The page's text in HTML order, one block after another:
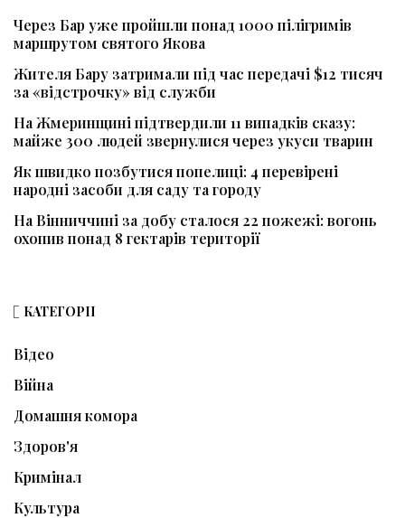
Через Бар уже пройшли понад 1000 пілігримів
маршрутом святого Якова
Жителя Бару затримали під час передачі $12 тисяч
за «відстрочку» від служби
На Жмеринщині підтвердили 11 випадків сказу:
майже 300 людей звернулися через укуси тварин
Як швидко позбутися попелиці: 4 перевірені
народні засоби для саду та городу
На Вінниччині за добу сталося 22 пожежі: вогонь
охопив понад 8 гектарів території
КАТЕГОРІЇ
Відео
Війна
Домашня комора
Здоров'я
Кримінал
Культура